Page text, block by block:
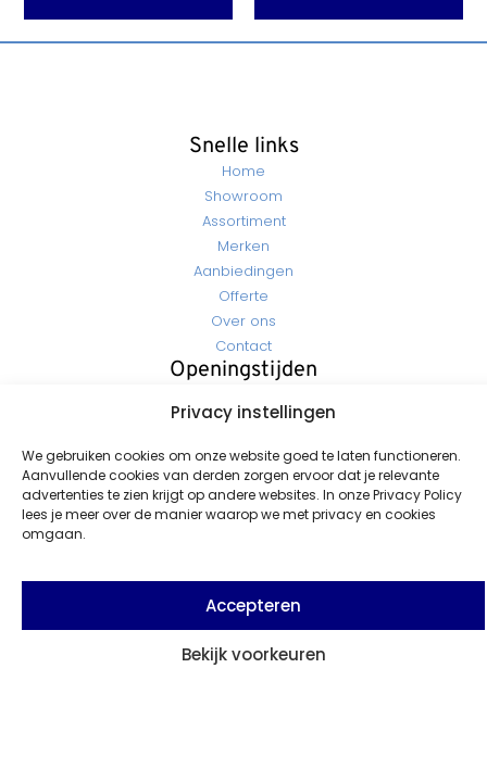
Privacy instellingen
We gebruiken cookies om onze website goed te laten functioneren.
Aanvullende cookies van derden zorgen ervoor dat je relevante
advertenties te zien krijgt op andere websites. In onze Privacy Policy
lees je meer over de manier waarop we met privacy en cookies
omgaan.
Accepteren
Bekijk voorkeuren
Al meer dan 50 jaar dé specialist uit Delfzijl in verf, coatings en
onderhoud. Kwaliteit en vakmanschap voor elk project, groot
of klein.
Snelle links
Home
Showroom
Assortiment
Merken
Aanbiedingen
Offerte
Over ons
Contact
Openingstijden
Zaterdag - Zondag: Gesloten
Contact
Info@rozemacoatings.nl
+31 (0)596-613 549
Seendweg 16 9936 GA Farmsum / Delfzijl (Havennr. 3010)
Stel uw vraag